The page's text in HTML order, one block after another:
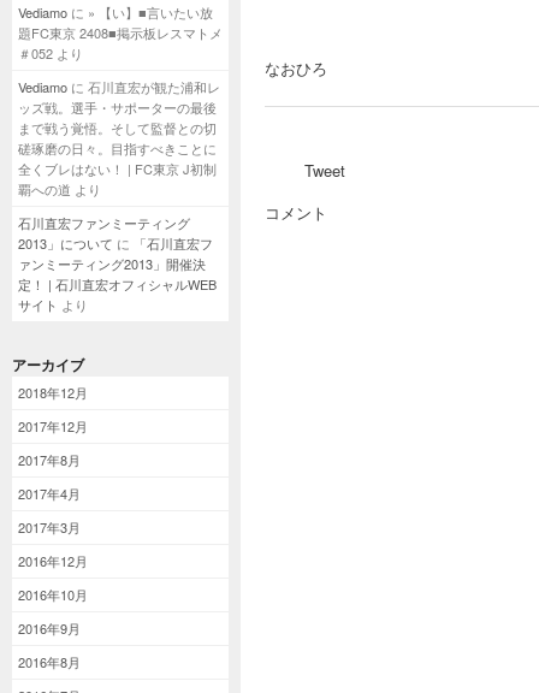
Vediamo に » 【い】■言いたい放
題FC東京 2408■掲示板レスマトメ
＃052 より
Vediamo に 石川直宏が観た浦和レ
ッズ戦。選手・サポーターの最後
まで戦う覚悟。そして監督との切
磋琢磨の日々。目指すべきことに
全くブレはない！ | FC東京 J初制
覇への道 より
石川直宏ファンミーティング
2013」について に
「石川直宏フ
ァンミーティング2013」開催決
定！ | 石川直宏オフィシャルWEB
サイト より
アーカイブ
2018年12月
2017年12月
2017年8月
2017年4月
2017年3月
2016年12月
2016年10月
2016年9月
2016年8月
なおひろ
Tweet
コメント